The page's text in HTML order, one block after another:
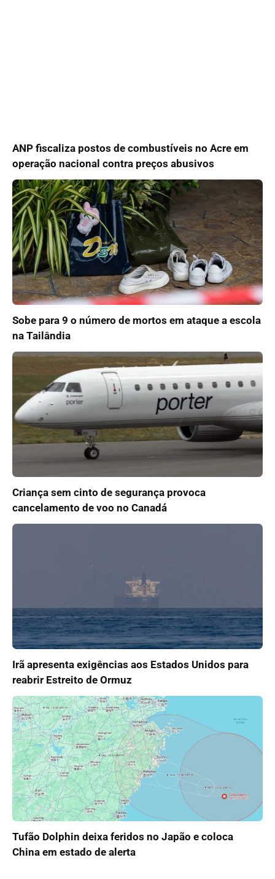
ANP fiscaliza postos de combustíveis no Acre em
operação nacional contra preços abusivos
Sobe para 9 o número de mortos em ataque a escola
na Tailândia
Criança sem cinto de segurança provoca
cancelamento de voo no Canadá
Irã apresenta exigências aos Estados Unidos para
reabrir Estreito de Ormuz
Tufão Dolphin deixa feridos no Japão e coloca
China em estado de alerta